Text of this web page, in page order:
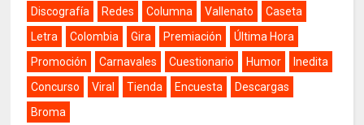
Discografía
Redes Columna Vallenato
Caseta
Letra
Colombia Gira Premiación
Última Hora
Promoción
Carnavales Cuestionario Humor
Inedita
Concurso
Viral Tienda Encuesta
Descargas
Broma